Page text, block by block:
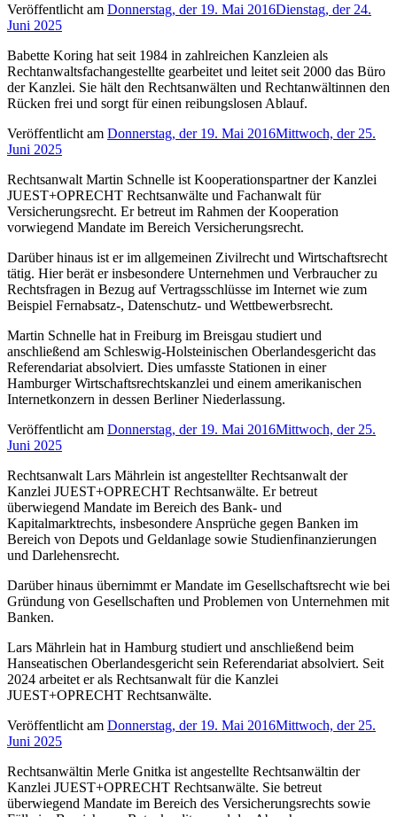
Veröffentlicht am Donnerstag, der 19. Mai 2016Dienstag, der 24.
Juni 2025
Babette Koring hat seit 1984 in zahlreichen Kanzleien als
Rechtanwaltsfachangestellte gearbeitet und leitet seit 2000 das Büro
der Kanzlei. Sie hält den Rechtsanwälten und Rechtanwältinnen den
Rücken frei und sorgt für einen reibungslosen Ablauf.
Veröffentlicht am Donnerstag, der 19. Mai 2016Mittwoch, der 25.
Juni 2025
Rechtsanwalt Martin Schnelle ist Kooperationspartner der Kanzlei
JUEST+OPRECHT Rechtsanwälte und Fachanwalt für
Versicherungsrecht. Er betreut im Rahmen der Kooperation
vorwiegend Mandate im Bereich Versicherungsrecht.
Darüber hinaus ist er im allgemeinen Zivilrecht und Wirtschaftsrecht
tätig. Hier berät er insbesondere Unternehmen und Verbraucher zu
Rechtsfragen in Bezug auf Vertragsschlüsse im Internet wie zum
Beispiel Fernabsatz-, Datenschutz- und Wettbewerbsrecht.
Martin Schnelle hat in Freiburg im Breisgau studiert und
anschließend am Schleswig-Holsteinischen Oberlandesgericht das
Referendariat absolviert. Dies umfasste Stationen in einer
Hamburger Wirtschaftsrechtskanzlei und einem amerikanischen
Internetkonzern in dessen Berliner Niederlassung.
Veröffentlicht am Donnerstag, der 19. Mai 2016Mittwoch, der 25.
Juni 2025
Rechtsanwalt Lars Mährlein ist angestellter Rechtsanwalt der
Kanzlei JUEST+OPRECHT Rechtsanwälte. Er betreut
überwiegend Mandate im Bereich des Bank- und
Kapitalmarktrechts, insbesondere Ansprüche gegen Banken im
Bereich von Depots und Geldanlage sowie Studienfinanzierungen
und Darlehensrecht.
Darüber hinaus übernimmt er Mandate im Gesellschaftsrecht wie bei
Gründung von Gesellschaften und Problemen von Unternehmen mit
Banken.
Lars Mährlein hat in Hamburg studiert und anschließend beim
Hanseatischen Oberlandesgericht sein Referendariat absolviert. Seit
2024 arbeitet er als Rechtsanwalt für die Kanzlei
JUEST+OPRECHT Rechtsanwälte.
Veröffentlicht am Donnerstag, der 19. Mai 2016Mittwoch, der 25.
Juni 2025
Rechtsanwältin Merle Gnitka ist angestellte Rechtsanwältin der
Kanzlei JUEST+OPRECHT Rechtsanwälte. Sie betreut
überwiegend Mandate im Bereich des Versicherungsrechts sowie